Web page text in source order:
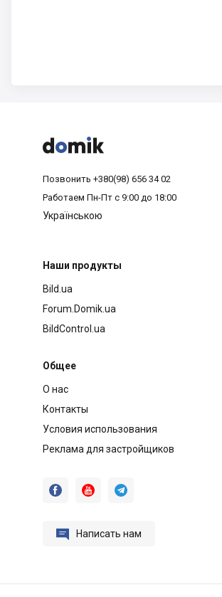



Позвонить +380(98) 656 34 02
Работаем Пн-Пт с 9:00 до 18:00
Українською
Наши продукты
Bild.ua
Forum.Domik.ua
BildControl.ua
Общее
О нас
Контакты
Условия использования
Реклама для застройщиков
  
 Написать нам